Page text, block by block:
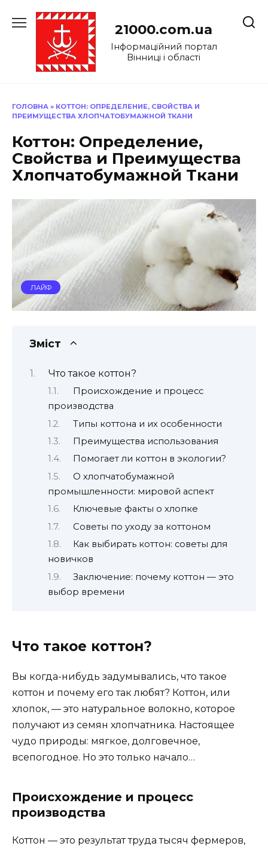
до
21000.com.ua
Інформаційний портал
Вінниці і області
ГОЛОВНА » КОТТОН: ОПРЕДЕЛЕНИЕ, СВОЙСТВА И
ПРЕИМУЩЕСТВА ХЛОПЧАТОБУМАЖНОЙ ТКАНИ
Коттон: Определение,
Свойства и Преимущества
Хлопчатобумажной Ткани
ЛАЙФ
Зміст
Что такое коттон?
Происхождение и процесс
производства
Типы коттона и их особенности
Преимущества использования
Помогает ли коттон в экологии?
О хлопчатобумажной
промышленности: мировой аспект
Ключевые факты о хлопке
Советы по уходу за коттоном
Как выбирать коттон: советы для
новичков
Заключение: почему коттон — это
выбор времени
Что такое коттон?
Вы когда-нибудь задумывались, что такое
коттон и почему его так любят? Коттон, или
хлопок, — это натуральное волокно, которое
получают из семян хлопчатника. Настоящее
чудо природы: мягкое, долговечное,
всепогодное. Но это только начало…
Происхождение и процесс
производства
Коттон — это результат труда тысяч фермеров,